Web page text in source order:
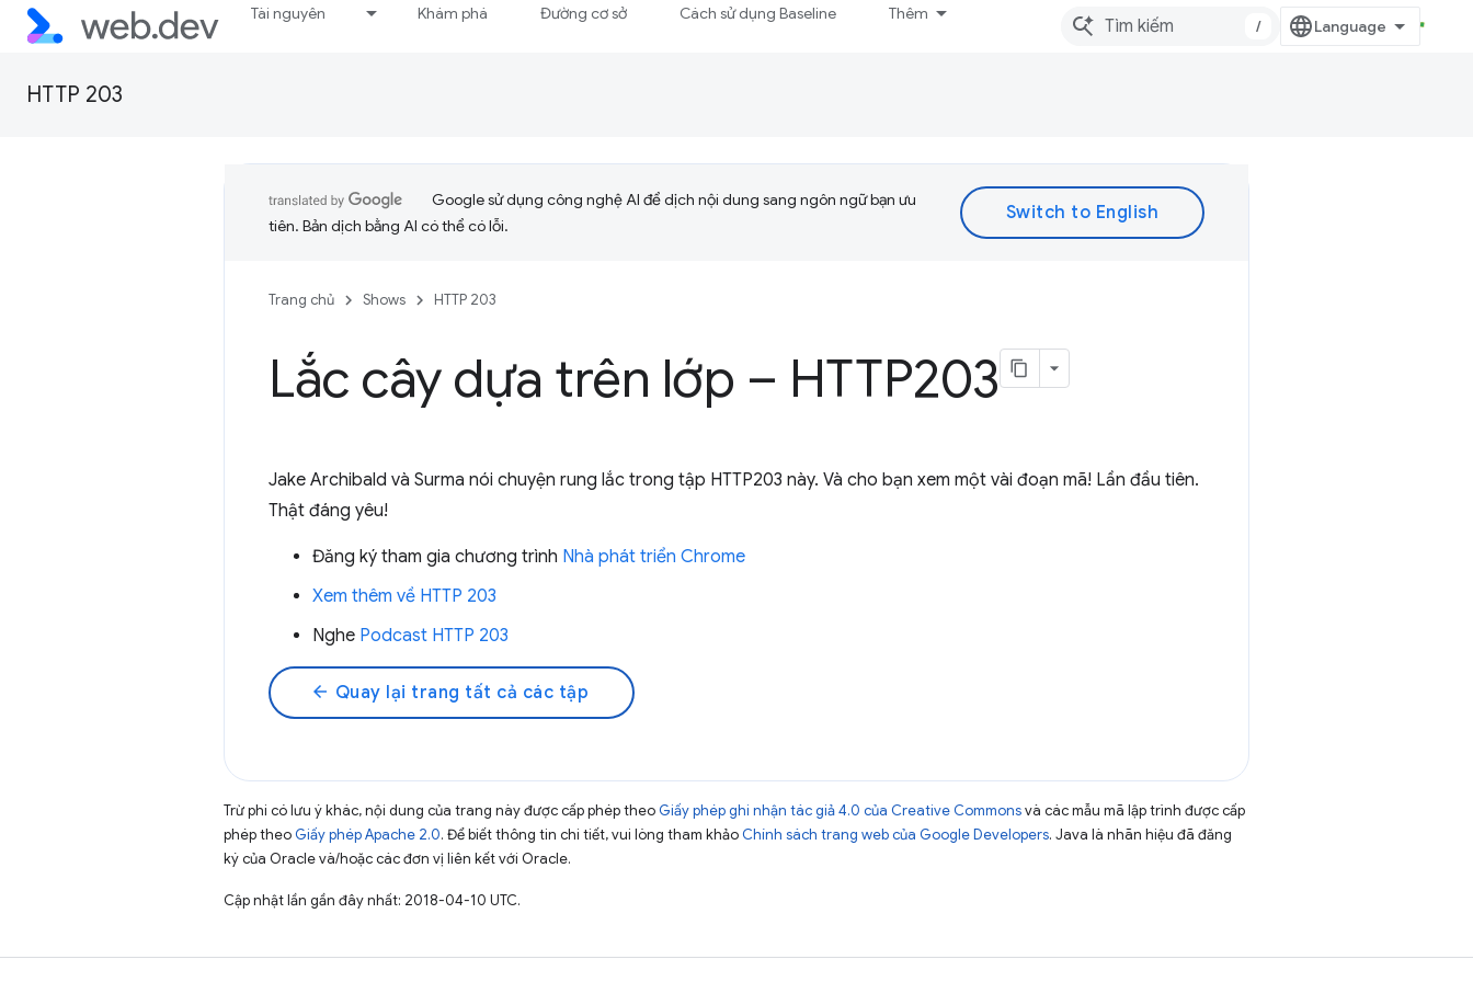
Tài nguyên Khám phá Đường cơ sở Cách sử dụng Baseline Thêm
/
HTTP 203
Google sử dụng công nghệ AI để dịch nội dung sang ngôn ngữ bạn ưu
tiên. Bản dịch bằng AI có thể có lỗi.
Trang chủ Shows HTTP 203
Lắc cây dựa trên lớp – HTTP203
Jake Archibald và Surma nói chuyện rung lắc trong tập HTTP203 này. Và cho bạn xem một vài đoạn mã! Lần đầu tiên.
Thật đáng yêu!
Đăng ký tham gia chương trình Nhà phát triển Chrome
Xem thêm về HTTP 203
Nghe Podcast HTTP 203
arrow_back Quay lại trang tất cả các tập
Trừ phi có lưu ý khác, nội dung của trang này được cấp phép theo Giấy phép ghi nhận tác giả 4.0 của Creative Commonsvà các mẫu mã lập trình được cấp
phép theo Giấy phép Apache 2.0. Để biết thông tin chi tiết, vui lòng tham khảo Chính sách trang web của Google Developers. Java là nhãn hiệu đã đăng
ký của Oracle và/hoặc các đơn vị liên kết với Oracle.
Cập nhật lần gần đây nhất: 2018-04-10 UTC.